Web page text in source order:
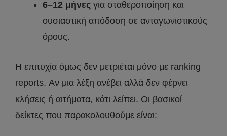
6–12 μήνες για σταθεροποίηση και
ουσιαστική απόδοση σε ανταγωνιστικούς
όρους.
Η επιτυχία όμως δεν μετριέται μόνο με ranking
reports. Αν μια λέξη ανέβει αλλά δεν φέρνει
κλήσεις ή αιτήματα, κάτι λείπει. Οι βασικοί
δείκτες που παρακολουθούμε είναι: